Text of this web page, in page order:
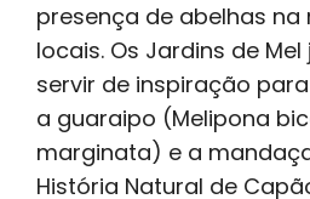
presença de abelhas
locais. Os Jardins de
servir de inspiração
a guaraipo (Melipona
marginata) e a
História Natural de